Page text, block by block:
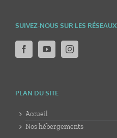
SUIVEZ-NOUS SUR LES RÉSEAUX
PLAN DU SITE
Accueil
Nos hébergements